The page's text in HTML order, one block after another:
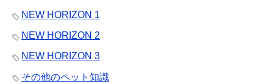
NEW HORIZON 1
NEW HORIZON 2
NEW HORIZON 3
その他のペット知識